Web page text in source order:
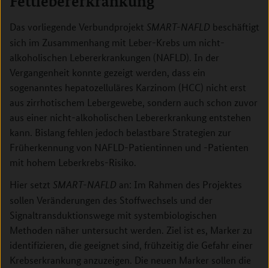
Das vorliegende Verbundprojekt SMART-NAFLD beschäftigt
sich im Zusammenhang mit Leber-Krebs um nicht-
alkoholischen Lebererkrankungen (NAFLD). In der
Vergangenheit konnte gezeigt werden, dass ein
sogenanntes hepatozelluläres Karzinom (HCC) nicht erst
aus zirrhotischem Lebergewebe, sondern auch schon zuvor
aus einer nicht-alkoholischen Lebererkrankung entstehen
kann. Bislang fehlen jedoch belastbare Strategien zur
Früherkennung von NAFLD-Patientinnen und -Patienten
mit hohem Leberkrebs-Risiko.
Hier setzt SMART-NAFLD an: Im Rahmen des Projektes
sollen Veränderungen des Stoffwechsels und der
Signaltransduktionswege mit systembiologischen
Methoden näher untersucht werden. Ziel ist es, Marker zu
identifizieren, die geeignet sind, frühzeitig die Gefahr einer
Krebserkrankung anzuzeigen. Die neuen Marker sollen die